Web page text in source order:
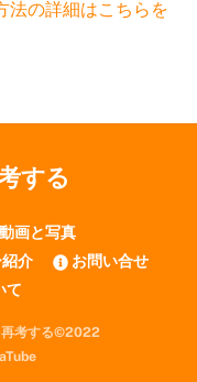
法の詳細はこちらを
する
動画と写真
介
お問い合せ
て
考する©2022